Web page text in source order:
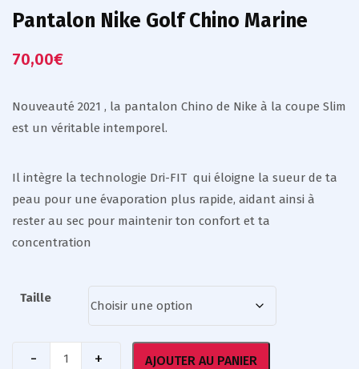
Pantalon Nike Golf Chino Marine
70,00€
Nouveauté 2021 , la pantalon Chino de Nike à la coupe Slim
est un véritable intemporel.
Il intègre la technologie Dri-FIT qui éloigne la sueur de ta
peau pour une évaporation plus rapide, aidant ainsi à
rester au sec pour maintenir ton confort et ta
concentration
Taille
AJOUTER AU PANIER